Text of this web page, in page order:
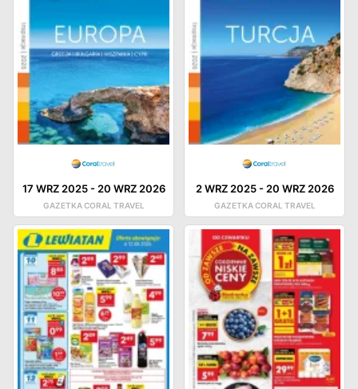
17 WRZ 2025-20 WRZ 2026
GAZETKA CORAL TRAVEL
2 WRZ 2025-20 WRZ 2026
GAZETKA CORAL TRAVEL